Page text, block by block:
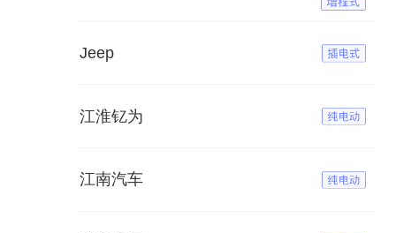
Jeep
江淮钇为
江南汽车